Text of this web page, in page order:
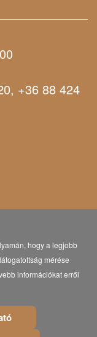
+36 88 424
hogy a legjobb
mérése
információkat erről